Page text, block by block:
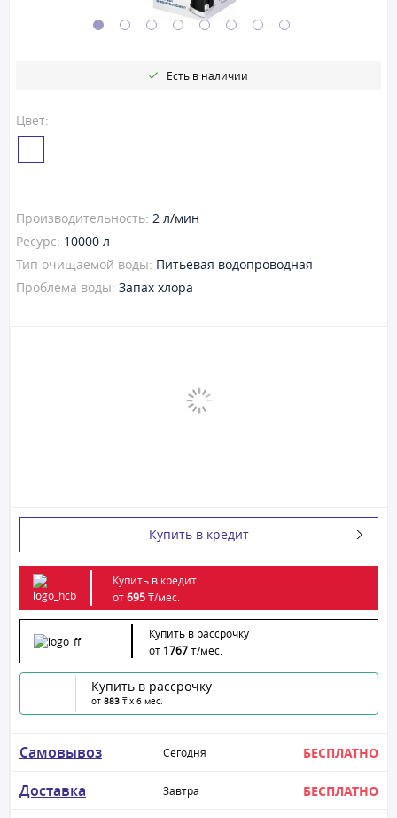
Цвет:
Есть в наличии
Производительность: 2 л/мин
Ресурс: 10000 л
Тип очищаемой воды: Питьевая водопроводная
Проблема воды: Запах хлора
Купить в кредит
Купить в кредит
от695₸/мес.
Купить в рассрочку
от 1767₸/мес.
Купить в рассрочку
от 883 ₸ x 6 мес.
Самовывоз Сегодня БЕСПЛАТНО
Доставка Завтра БЕСПЛАТНО